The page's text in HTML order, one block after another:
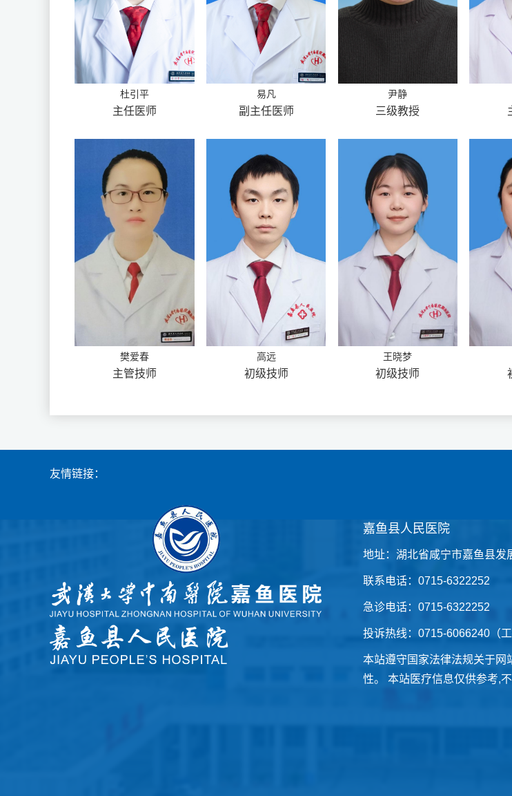
杜引平
主任医师
易凡
副主任医师
尹静
三级教授
樊爱春
主管技师
高远
初级技师
王晓梦
初级技师
友情链接：
嘉鱼县人民医院
地址：湖北省咸宁市嘉鱼县发
联系电话：0715-6322252
急诊电话：0715-6322252
投诉热线：0715-6066240（
本站遵守国家法律法规关于网
性。 本站医疗信息仅供参考,